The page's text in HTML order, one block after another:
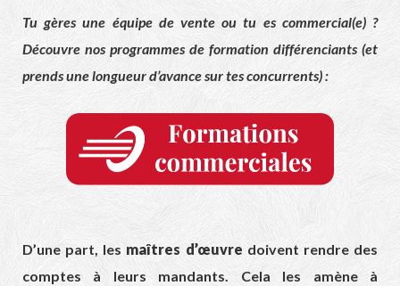
Tu gères une équipe de vente ou tu es commercial(e) ?
Découvre nos programmes de formation différenciants (et
prends une longueur d’avance sur tes concurrents) :
D’une part, les maîtres d’œuvre doivent rendre des
comptes à leurs mandants. Cela les amène à